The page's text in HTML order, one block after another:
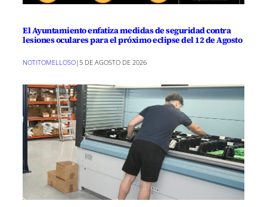
El Ayuntamiento enfatiza medidas de seguridad contra
lesiones oculares para el próximo eclipse del 12 de Agosto
NOTITOMELLOSO|5 DE AGOSTO DE 2026